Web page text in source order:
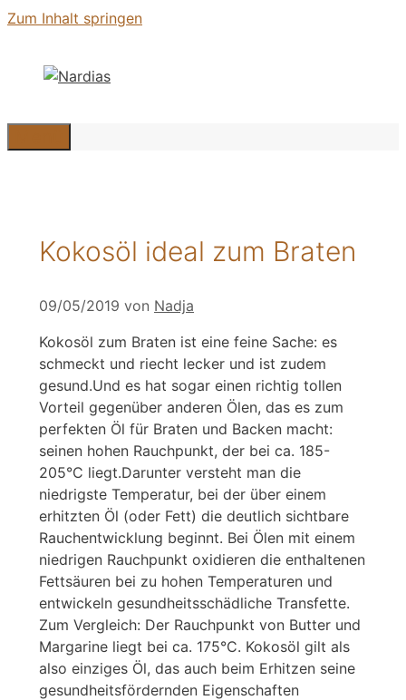
Zum Inhalt springen
Kokosöl ideal zum Braten
09/05/2019 von Nadja
Kokosöl zum Braten ist eine feine Sache: es
schmeckt und riecht lecker und ist zudem
gesund.Und es hat sogar einen richtig tollen
Vorteil gegenüber anderen Ölen, das es zum
perfekten Öl für Braten und Backen macht:
seinen hohen Rauchpunkt, der bei ca. 185-
205°C liegt.Darunter versteht man die
niedrigste Temperatur, bei der über einem
erhitzten Öl (oder Fett) die deutlich sichtbare
Rauchentwicklung beginnt. Bei Ölen mit einem
niedrigen Rauchpunkt oxidieren die enthaltenen
Fettsäuren bei zu hohen Temperaturen und
entwickeln gesundheitsschädliche Transfette.
Zum Vergleich: Der Rauchpunkt von Butter und
Margarine liegt bei ca. 175°C. Kokosöl gilt als
also einziges Öl, das auch beim Erhitzen seine
gesundheitsfördernden Eigenschaften